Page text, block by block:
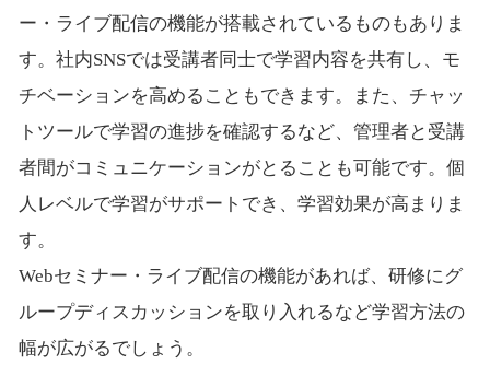
ー・ライブ配信の機能が搭載されているものもありま
す。社内SNSでは受講者同士で学習内容を共有し、モ
チベーションを高めることもできます。また、チャッ
トツールで学習の進捗を確認するなど、管理者と受講
者間がコミュニケーションがとることも可能です。個
人レベルで学習がサポートでき、学習効果が高まりま
す。
Webセミナー・ライブ配信の機能があれば、研修にグ
ループディスカッションを取り入れるなど学習方法の
幅が広がるでしょう。